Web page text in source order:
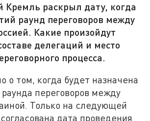
раскрыл дату, когда
раунд переговоров между
Какие произойдут
делегаций и место
процесса.
о том, когда будет назначена
раунда переговоров между
Только на следующей
дата проведения